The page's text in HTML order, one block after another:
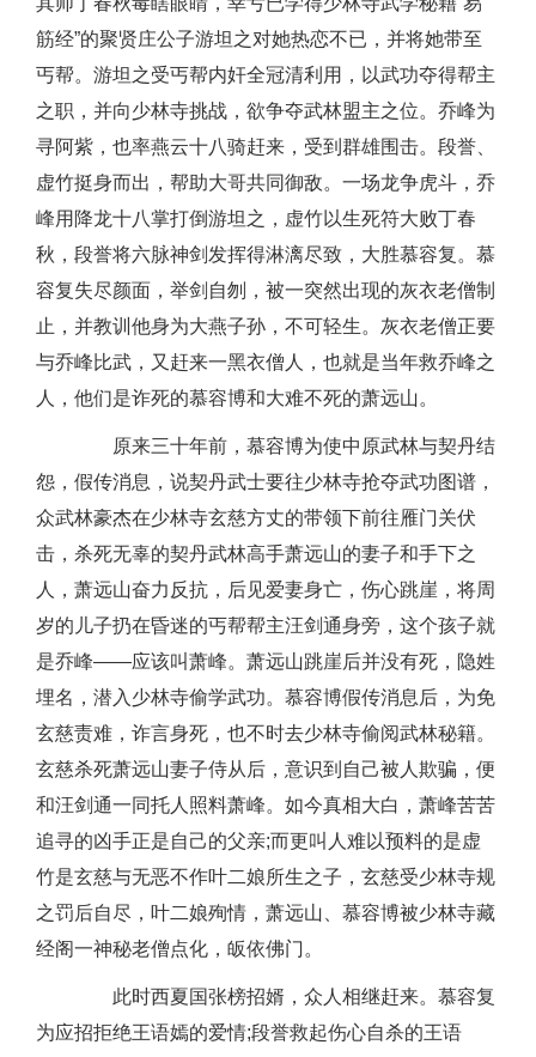
筋经”的聚贤庄公子游坦之对她热恋不已，并将她带至
丐帮。游坦之受丐帮内奸全冠清利用，以武功夺得帮主
之职，并向少林寺挑战，欲争夺武林盟主之位。乔峰为
寻阿紫，也率燕云十八骑赶来，受到群雄围击。段誉、
虚竹挺身而出，帮助大哥共同御敌。一场龙争虎斗，乔
峰用降龙十八掌打倒游坦之，虚竹以生死符大败丁春
秋，段誉将六脉神剑发挥得淋漓尽致，大胜慕容复。慕
容复失尽颜面，举剑自刎，被一突然出现的灰衣老僧制
止，并教训他身为大燕子孙，不可轻生。灰衣老僧正要
与乔峰比武，又赶来一黑衣僧人，也就是当年救乔峰之
人，他们是诈死的慕容博和大难不死的萧远山。
原来三十年前，慕容博为使中原武林与契丹结
怨，假传消息，说契丹武士要往少林寺抢夺武功图谱，
众武林豪杰在少林寺玄慈方丈的带领下前往雁门关伏
击，杀死无辜的契丹武林高手萧远山的妻子和手下之
人，萧远山奋力反抗，后见爱妻身亡，伤心跳崖，将周
岁的儿子扔在昏迷的丐帮帮主汪剑通身旁，这个孩子就
是乔峰——应该叫萧峰。萧远山跳崖后并没有死，隐姓
埋名，潜入少林寺偷学武功。慕容博假传消息后，为免
玄慈责难，诈言身死，也不时去少林寺偷阅武林秘籍。
玄慈杀死萧远山妻子侍从后，意识到自己被人欺骗，便
和汪剑通一同托人照料萧峰。如今真相大白，萧峰苦苦
追寻的凶手正是自己的父亲;而更叫人难以预料的是虚
竹是玄慈与无恶不作叶二娘所生之子，玄慈受少林寺规
之罚后自尽，叶二娘殉情，萧远山、慕容博被少林寺藏
经阁一神秘老僧点化，皈依佛门。
此时西夏国张榜招婿，众人相继赶来。慕容复
为应招拒绝王语嫣的爱情;段誉救起伤心自杀的王语